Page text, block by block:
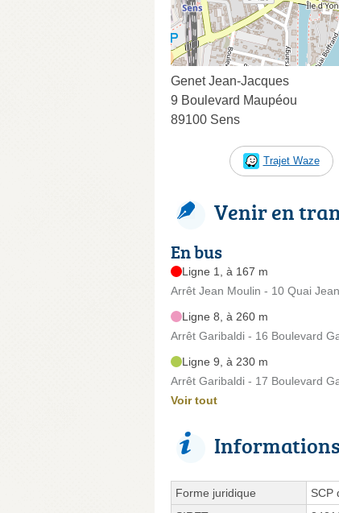
Genet Jean-Jacques
9 Boulevard Maupéou
89100 Sens
Trajet Waze
Venir en
En bus
Ligne 1, à 167 m
Arrêt Jean Moulin - 10 Quai
Ligne 8, à 260 m
Arrêt Garibaldi - 16 Boulevard
Ligne 9, à 230 m
Arrêt Garibaldi - 17 Boulevard
Voir tout
Informations
Forme juridique
SCP